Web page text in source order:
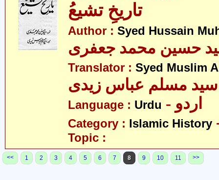
تاریخِ تشیعُ
Author : Syed Hussain
حسین محمد جعفری
Translator : Syed Muslim
سید مسلم عباس زیدی
Language : Urdu - اردو
Category : Islamic History
Topic :
<< 1 2 3 4 5 6 7 8 9 10 11 >>